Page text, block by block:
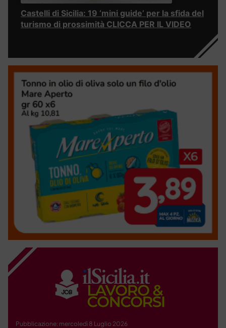
Castelli di Sicilia: 19 ‘mini guide’ per la sfida del
turismo di prossimità CLICCA PER IL VIDEO
Pubblicazione: mercoledì 8 Luglio 2026